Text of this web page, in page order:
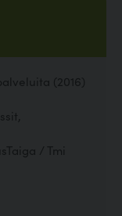
(2016)
/ Tmi